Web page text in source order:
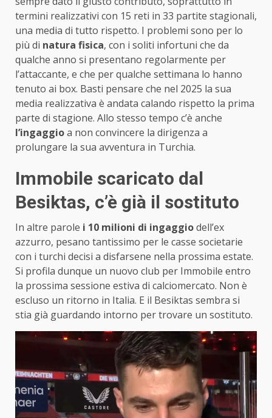
termini realizzativi con 15 reti in 33 partite stagionali,
una media di tutto rispetto. I problemi sono per lo
più di natura fisica, con i soliti infortuni che da
qualche anno si presentano regolarmente per
l’attaccante, e che per qualche settimana lo hanno
tenuto ai box. Basti pensare che nel 2025 la sua
media realizzativa è andata calando rispetto la prima
parte di stagione. Allo stesso tempo c’è anche
l’ingaggioa non convincere la dirigenza a
prolungare la sua avventura in Turchia.
Immobile scaricato dal
Besiktas, c’è già il sostituto
In altre parole i 10 milioni di ingaggiodell’ex
azzurro, pesano tantissimo per le casse societarie
con i turchi decisi a disfarsene nella prossima estate.
Si profila dunque un nuovo club per Immobile entro
la prossima sessione estiva di calciomercato. Non è
escluso un ritorno in Italia. E il Besiktas sembra si
stia già guardando intorno per trovare un sostituto.